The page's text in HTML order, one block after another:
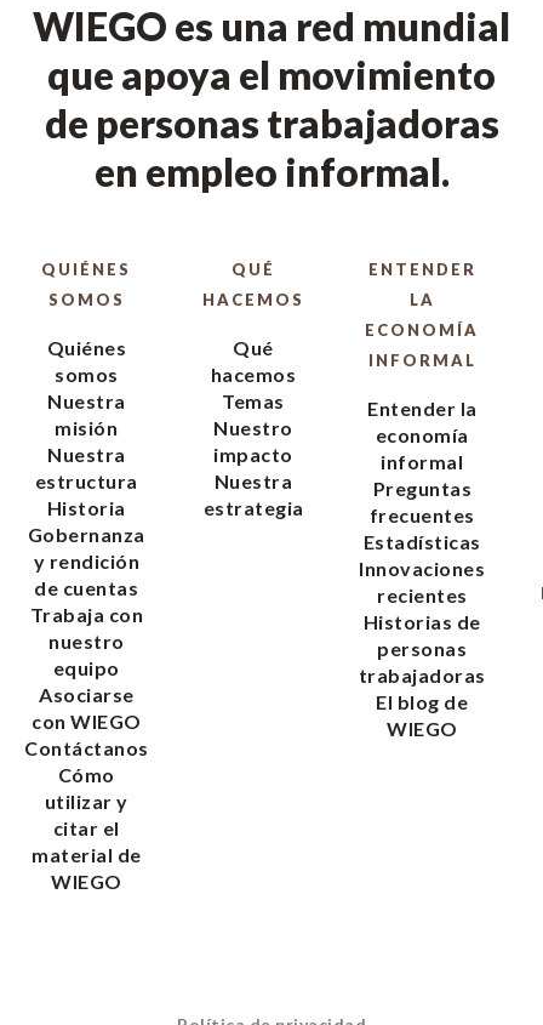
WIEGO es una red mundial
que apoya el movimiento
de personas trabajadoras
en empleo informal.
QUIÉNES
SOMOS
Quiénes
somos
Nuestra
misión
Nuestra
estructura
Historia
Gobernanza
y rendición
de cuentas
Trabaja con
nuestro
equipo
Asociarse
con WIEGO
Contáctanos
Cómo
utilizar y
citar el
material de
WIEGO
QUÉ
HACEMOS
Qué
hacemos
Temas
Nuestro
impacto
Nuestra
estrategia
ENTENDER
LA
ECONOMÍA
INFORMAL
Entender la
economía
informal
Preguntas
frecuentes
Estadísticas
Innovaciones
recientes
Historias de
personas
trabajadoras
El blog de
WIEGO